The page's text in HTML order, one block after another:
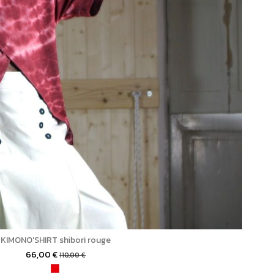
KIMONO'SHIRT shibori rouge
66,00 €110,00 €